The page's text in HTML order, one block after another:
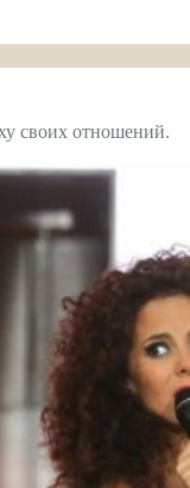
своих отношений.